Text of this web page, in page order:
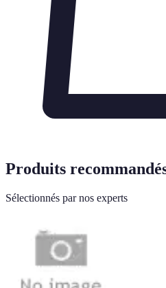
Produits
Sélectionnés par nos experts